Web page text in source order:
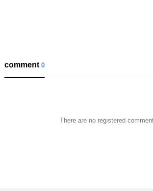
comment0
There are no registered